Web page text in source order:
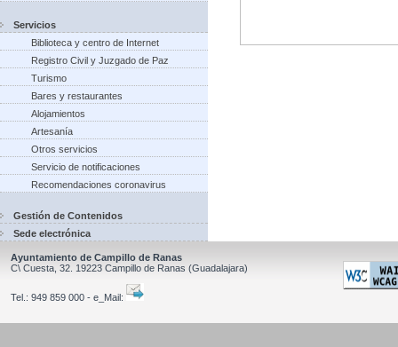
Servicios
Biblioteca y centro de Internet
Registro Civil y Juzgado de Paz
Turismo
Bares y restaurantes
Alojamientos
Artesanía
Otros servicios
Servicio de notificaciones
Recomendaciones coronavirus
Gestión de Contenidos
Sede electrónica
Ayuntamiento de Campillo de Ranas
C\ Cuesta, 32. 19223 Campillo de Ranas (Guadalajara)
Tel.: 949 859 000 - e_Mail: